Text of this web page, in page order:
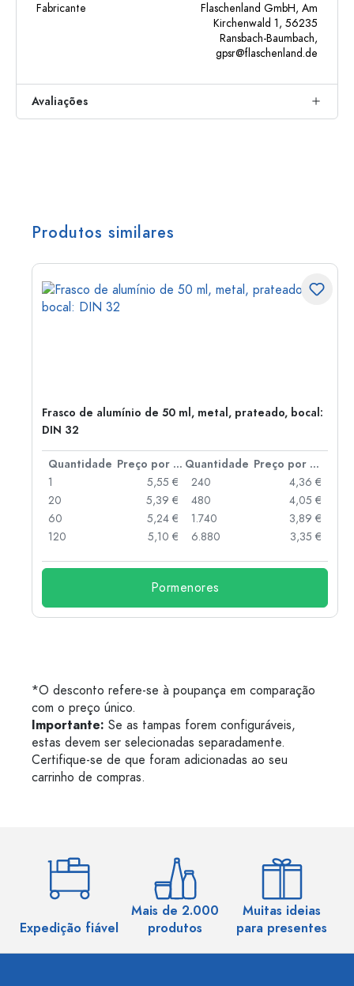
Fabricante
Flaschenland GmbH, Am
Kirchenwald 1, 56235
Ransbach-Baumbach,
gpsr@flaschenland.de
Avaliações
Produtos similares
Frasco de alumínio de 50 ml, metal, prateado, bocal:
DIN 32
Quantidade Preço por peça Quantidade
Preço por peça
1
5,55 €
20
5,39 €
60
5,24 €
120
5,10 €
240
4,36 €
480
4,05 €
1.740
3,89 €
6.880
3,35 €
Pormenores
*O desconto refere-se à poupança em comparação
com o preço único.
Importante: Se as tampas forem configuráveis,
estas devem ser selecionadas separadamente.
Certifique-se de que foram adicionadas ao seu
carrinho de compras.
Expedição fiável
Mais de 2.000
produtos
Muitas ideias
para presentes